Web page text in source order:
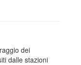
dei
dalle stazioni